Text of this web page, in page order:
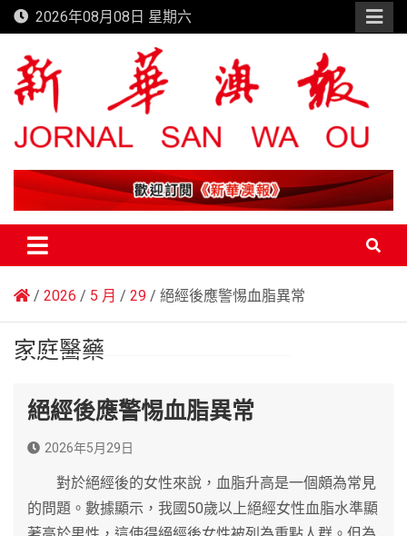
Skip
to
content
2026年08月08日 星期六
新華澳報
2026 5 月 29 絕經後應警惕血脂異常
家庭醫藥
絕經後應警惕血脂異常
2026年5月29日
對於絕經後的女性來說，血脂升高是一個頗為常見
的問題。數據顯示，我國50歲以上絕經女性血脂水準顯